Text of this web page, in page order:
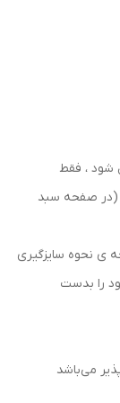
شود ، فقط
(در صفحه سبد
ی نحوه سایزگیری
را بدست